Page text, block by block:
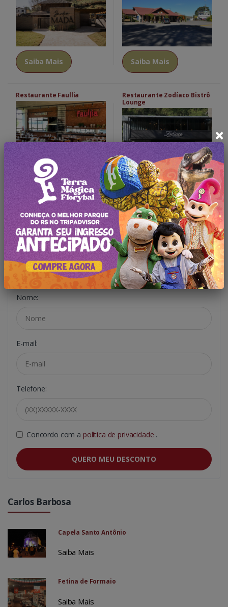
Saiba Mais Saiba Mais
Restaurante Faullia
Saiba Mais
Restaurante Zodíaco Bistrô
Lounge
Saiba Mais
Oferta Exclusiva!
Só é necessário se inscrever em nosso portal
Nome:
E-mail:
Telefone:
Concordo com a política de privacidade .
QUERO MEU DESCONTO
Carlos Barbosa
Capela Santo Antônio
Saiba Mais
Fetina de Formaio
Saiba Mais
×